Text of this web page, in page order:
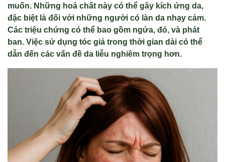
muốn. Những hoá chất này có thể gây kích ứng da,
đặc biệt là đối với những người có làn da nhạy cảm.
Các triệu chứng có thể bao gồm ngứa, đỏ, và phát
ban. Việc sử dụng tóc giả trong thời gian dài có thể
dẫn đến các vấn đề da liễu nghiêm trọng hơn.